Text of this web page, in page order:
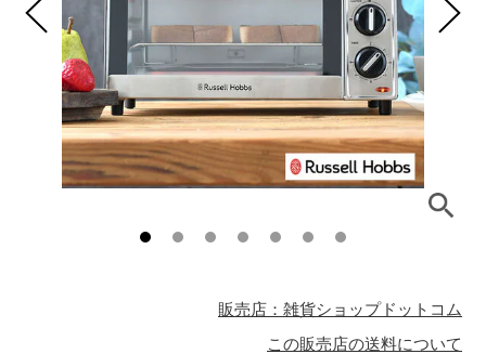
販売店：雑貨ショップドットコム
この販売店の送料について